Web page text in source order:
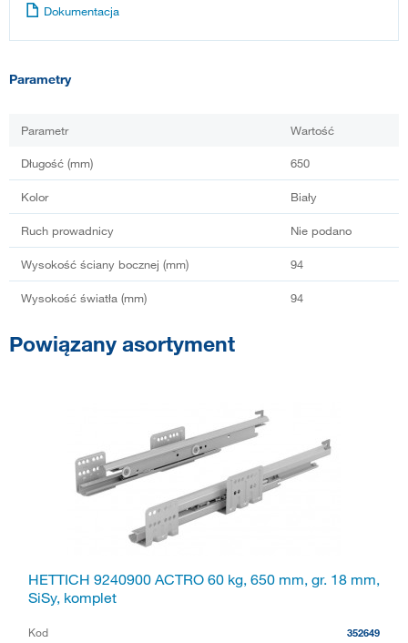
Dokumentacja
Parametry
Parametr Wartość
Długość (mm) 650
Kolor Biały
Ruch prowadnicy Nie podano
Wysokość ściany bocznej (mm) 94
Wysokość światła (mm) 94
Powiązany asortyment
HETTICH 9240900 ACTRO 60 kg, 650 mm, gr. 18 mm,
SiSy, komplet
Kod 352649